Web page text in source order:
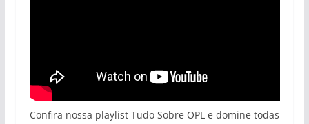
Confira nossa playlist Tudo Sobre OPL e domine todas